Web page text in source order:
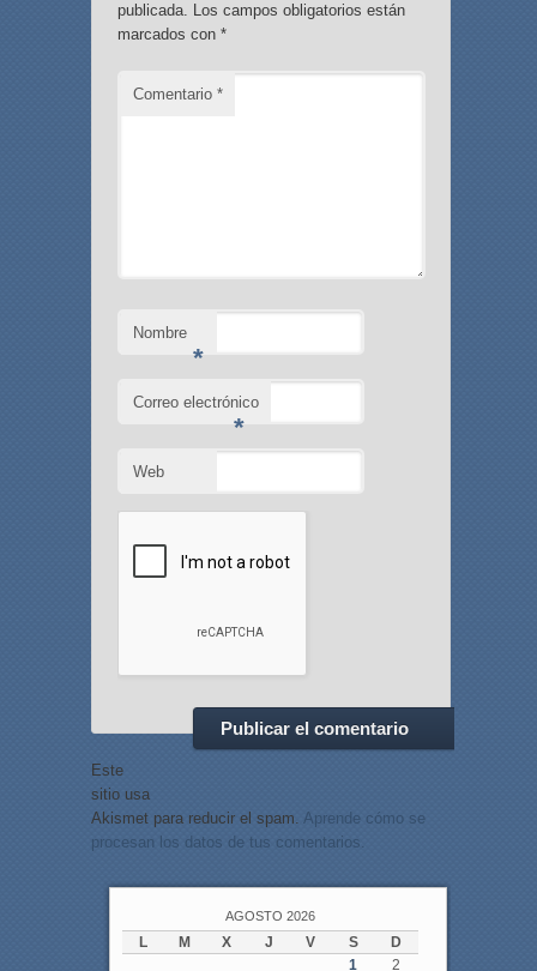
publicada. Los campos obligatorios están
marcados con *
Comentario *
Nombre
*
Correo electrónico
*
Web
Este
sitio usa
Akismet para reducir el spam. Aprende cómo se
procesan los datos de tus comentarios.
AGOSTO 2026
L M X J V S
D
1
2